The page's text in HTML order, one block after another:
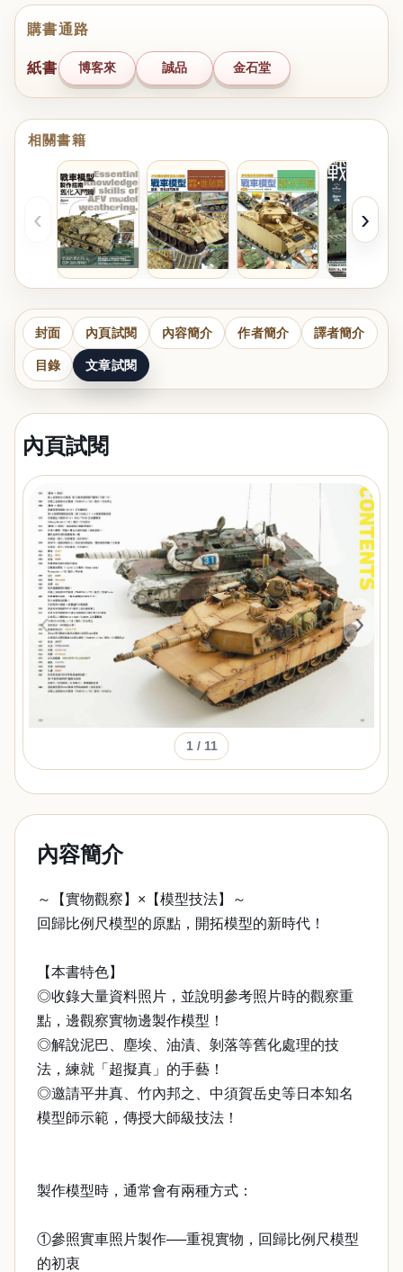
購書通路
紙書 博客來 誠品 金石堂
相關書籍
‹ ›
封面 內頁試閱 內容簡介 作者簡介 譯者簡介
目錄 文章試閱
內頁試閱
‹ ›
1/ 11
內容簡介
～【實物觀察】×【模型技法】～
回歸比例尺模型的原點，開拓模型的新時代！
【本書特色】
◎收錄大量資料照片，並說明參考照片時的觀察重
點，邊觀察實物邊製作模型！
◎解說泥巴、塵埃、油漬、剝落等舊化處理的技
法，練就「超擬真」的手藝！
◎邀請平井真、竹內邦之、中須賀岳史等日本知名
模型師示範，傳授大師級技法！
製作模型時，通常會有兩種方式：
①參照實車照片製作──重視實物，回歸比例尺模型
的初衷